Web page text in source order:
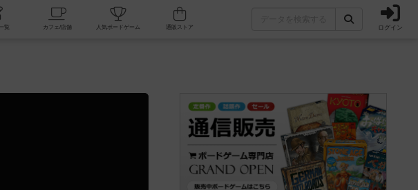
掲示板一覧 カフェ/店舗 人気ボードゲーム ログイン